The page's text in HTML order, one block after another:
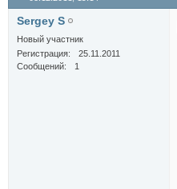
Sergey S
Новый участник
Регистрация
25.11.2011
Сообщений
1